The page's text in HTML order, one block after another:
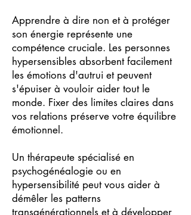
Apprendre à dire non et à protéger
son énergie représente une
compétence cruciale. Les personnes
hypersensibles absorbent facilement
les émotions d'autrui et peuvent
s'épuiser à vouloir aider tout le
monde. Fixer des limites claires dans
vos relations préserve votre équilibre
émotionnel.
Un thérapeute spécialisé en
psychogénéalogie ou en
hypersensibilité peut vous aider à
démêler les patterns
transgénérationnels et à développer